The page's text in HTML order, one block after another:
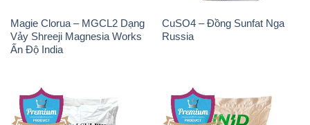
Magie Clorua – MGCL2 Dạng
Vảy Shreeji Magnesia Works
Ấn Độ India
CuSO4 – Đồng Sunfat Nga
Russia